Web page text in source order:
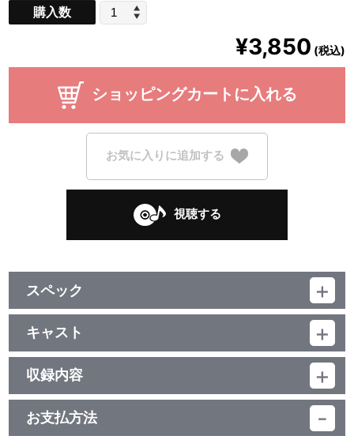
購入数
¥3,850 (税込)
ショッピングカートに入れる
お気に入りに追加する
視聴する
スペック
品番：LACA-9985
ジャンル：邦楽ポップス
アルバム
／107分
キャスト
ラックライフ
収録内容
お支払方法